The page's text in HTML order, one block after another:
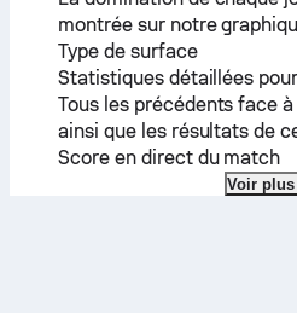
montrée sur notre
Type de surface
Statistiques détaillées
Tous les précédents face
ainsi que les résultats de
Score en direct du match
Voir plus